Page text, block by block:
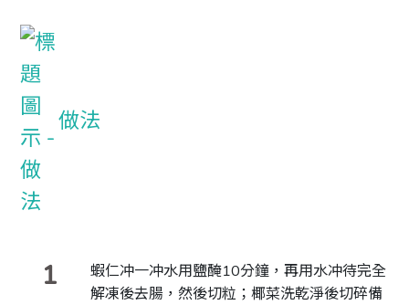
做法
1
蝦仁冲一冲水用鹽醃10分鐘，再用水冲待完全
解凍後去腸，然後切粒；椰菜洗乾淨後切碎備